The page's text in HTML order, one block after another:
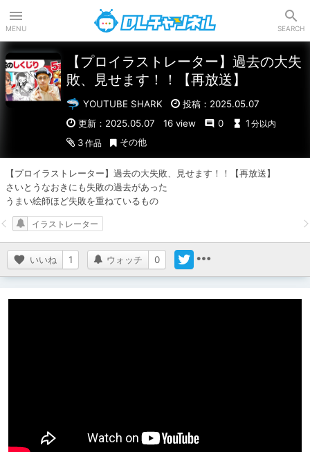
MENU SEARCH
【プロイラストレーター】過去の大失
敗、見せます！！【再放送】
YOUTUBE SHARK
投稿：2025.05.07
更新：2025.05.07
16 view 0 1 分以内
3 作品 その他
【プロイラストレーター】過去の大失敗、見せます！！【再放送】
さいとうなおきにも失敗の過去があった
うまい絵師ほど失敗を重ねているもの
いいね 1 ウォッチ 0
イラストレーター